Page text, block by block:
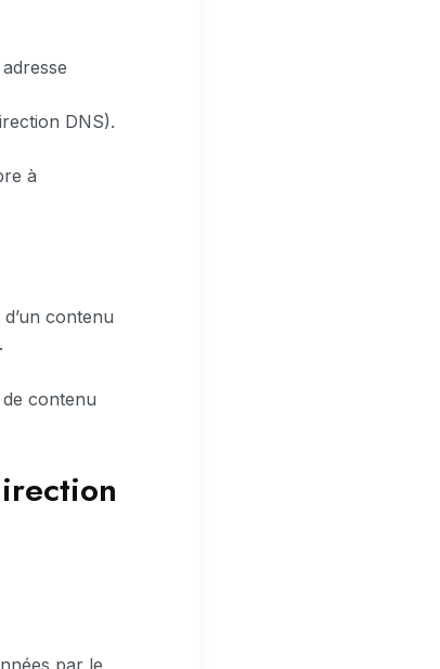
DNS).
à
contenu
contenu